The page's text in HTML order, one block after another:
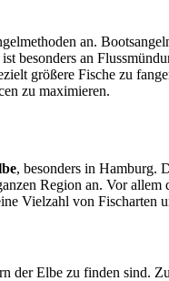
an.
besonders an
größere Fische zu
zu maximieren.
, besonders in Hamburg.
Region an. Vor
Vielzahl von Fischarten
der Elbe zu finden sind.